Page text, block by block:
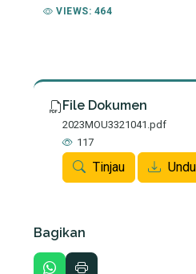
VIEWS: 464
File Dokumen
2023MOU3321041.pdf
117
Tinjau
Bagikan